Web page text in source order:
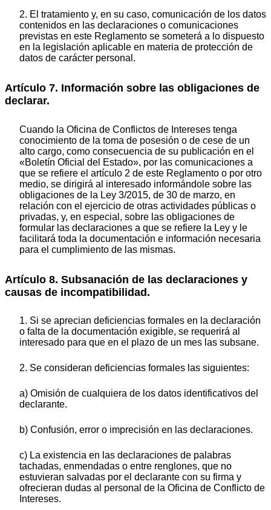
2. El tratamiento y, en su caso, comunicación de los datos
contenidos en las declaraciones o comunicaciones
previstas en este Reglamento se someterá a lo dispuesto
en la legislación aplicable en materia de protección de
datos de carácter personal.
Artículo 7. Información sobre las obligaciones de
declarar.
Cuando la Oficina de Conflictos de Intereses tenga
conocimiento de la toma de posesión o de cese de un
alto cargo, como consecuencia de su publicación en el
«Boletín Oficial del Estado», por las comunicaciones a
que se refiere el artículo 2 de este Reglamento o por otro
medio, se dirigirá al interesado informándole sobre las
obligaciones de la Ley 3/2015, de 30 de marzo, en
relación con el ejercicio de otras actividades públicas o
privadas, y, en especial, sobre las obligaciones de
formular las declaraciones a que se refiere la Ley y le
facilitará toda la documentación e información necesaria
para el cumplimiento de las mismas.
Artículo 8. Subsanación de las declaraciones y
causas de incompatibilidad.
1. Si se aprecian deficiencias formales en la declaración
o falta de la documentación exigible, se requerirá al
interesado para que en el plazo de un mes las subsane.
2. Se consideran deficiencias formales las siguientes:
a) Omisión de cualquiera de los datos identificativos del
declarante.
b) Confusión, error o imprecisión en las declaraciones.
c) La existencia en las declaraciones de palabras
tachadas, enmendadas o entre renglones, que no
estuvieran salvadas por el declarante con su firma y
ofrecieran dudas al personal de la Oficina de Conflicto de
Intereses.